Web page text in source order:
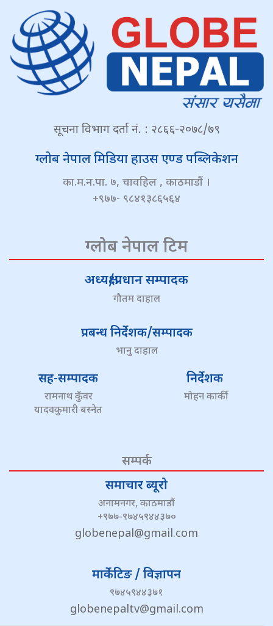
सूचना विभाग दर्ता नं. : २८६६-२०७८/७९
ग्लोब नेपाल मिडिया हाउस एण्ड पब्लिकेशन
का.म.न.पा. ७, चावहिल , काठमाडौं ।
+९७७- ९८४१३८६५६४
ग्लोब नेपाल टिम
अध्यक्ष/प्रधान सम्पादक
गौतम दाहाल
प्रबन्ध निर्देशक/सम्पादक
भानु दाहाल
सह-सम्पादक
रामनाथ कुँवर
यादवकुमारी बस्नेत
निर्देशक
मोहन कार्की
सम्पर्क
समाचार ब्यूरो
अनामनगर, काठमाडौं
+९७७-९७४५९४४३७०
globenepal@gmail.com
मार्केटिङ / विज्ञापन
९७४५९४४३७१
globenepaltv@gmail.com